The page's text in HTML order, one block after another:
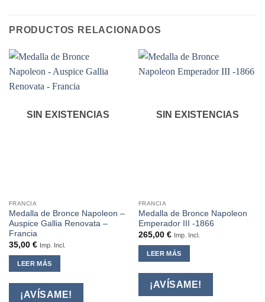
PRODUCTOS RELACIONADOS
SIN EXISTENCIAS
FRANCIA
Medalla de Bronce Napoleon –
Auspice Gallia Renovata –
Francia
35,00 € Imp. Incl.
LEER MÁS
¡AVÍSAME!
SIN EXISTENCIAS
FRANCIA
Medalla de Bronce Napoleon
Emperador III -1866
265,00 € Imp. Incl.
LEER MÁS
¡AVÍSAME!